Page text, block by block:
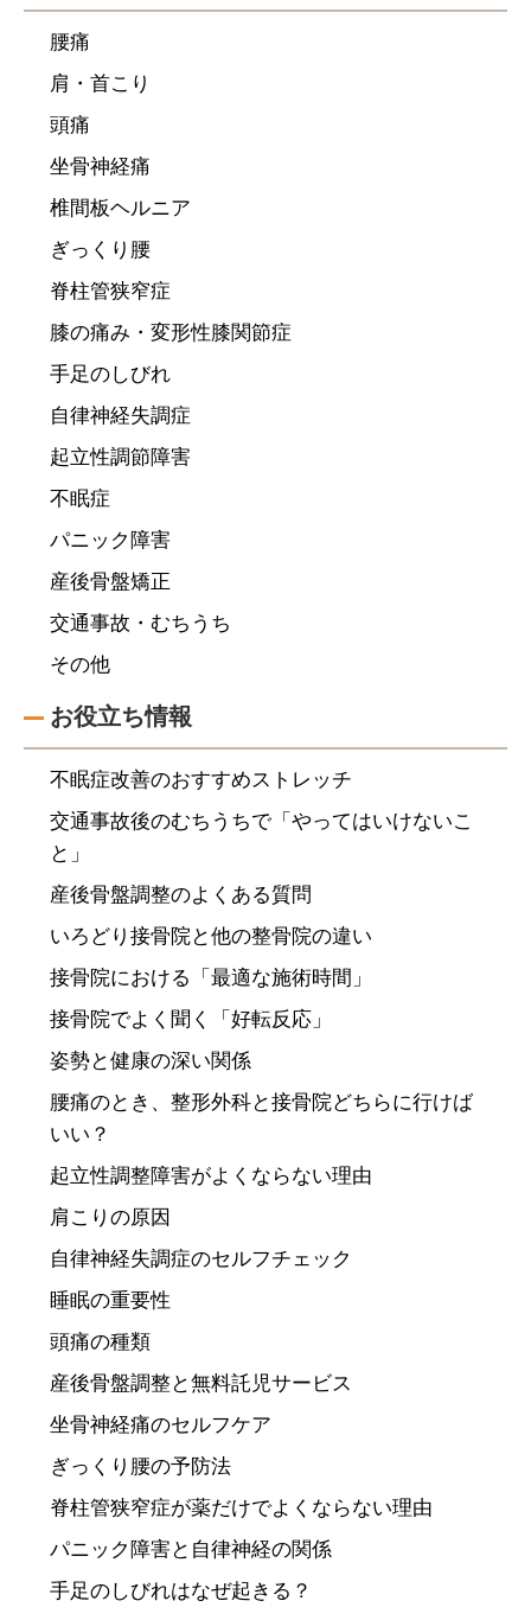
腰痛
肩・首こり
頭痛
坐骨神経痛
椎間板ヘルニア
ぎっくり腰
脊柱管狭窄症
膝の痛み・変形性膝関節症
手足のしびれ
自律神経失調症
起立性調節障害
不眠症
パニック障害
産後骨盤矯正
交通事故・むちうち
その他
お役立ち情報
不眠症改善のおすすめストレッチ
交通事故後のむちうちで「やってはいけないこ
と」
産後骨盤調整のよくある質問
いろどり接骨院と他の整骨院の違い
接骨院における「最適な施術時間」
接骨院でよく聞く「好転反応」
姿勢と健康の深い関係
腰痛のとき、整形外科と接骨院どちらに行けば
いい？
起立性調整障害がよくならない理由
肩こりの原因
自律神経失調症のセルフチェック
睡眠の重要性
頭痛の種類
産後骨盤調整と無料託児サービス
坐骨神経痛のセルフケア
ぎっくり腰の予防法
脊柱管狭窄症が薬だけでよくならない理由
パニック障害と自律神経の関係
手足のしびれはなぜ起きる？